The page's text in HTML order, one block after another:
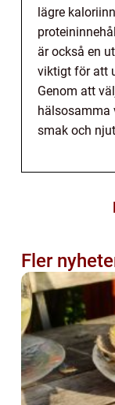
lägre
är också en
viktigt för att
Genom att
hälsosamma
smak och
Fler